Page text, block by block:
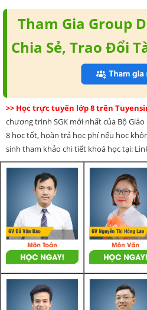
Tham Gia Group
Chia Sẻ, Trao Đổi
>> Học trực tuyến lớp 8 trên
chương trình SGK mới nhất của Bộ
8 học tốt, hoàn trả học phí nếu học
sinh tham khảo chi tiết khoá học tại: